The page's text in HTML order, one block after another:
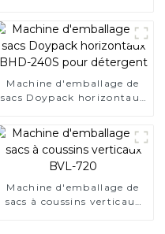
Machine d'emballage de
sacs Doypack horizontaux
Machine d'emballage de
sacs à coussins verticaux